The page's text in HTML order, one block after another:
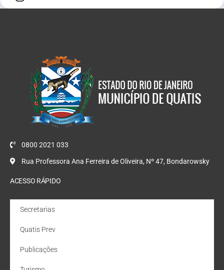
0800 2021 033
Rua Professora Ana Ferreira de Oliveira, Nº 47, Bondarowsky
ACESSO RÁPIDO
Secretarias
Quatis Prev
Publicações